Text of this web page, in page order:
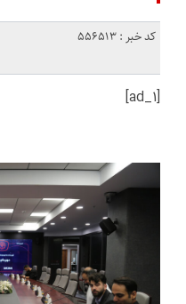
کد خبر : 556513
[ad_1]